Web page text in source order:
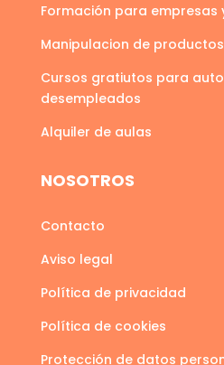
Formación para empresas
Manipulacion de
Cursos gratiutos para
desempleados
Alquiler de aulas
NOSOTROS
Contacto
Aviso legal
Política de privacidad
Política de cookies
Protección de datos